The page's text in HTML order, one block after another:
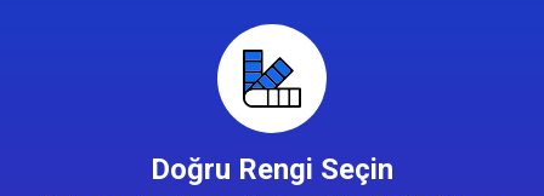
Doğru Rengi Seçin